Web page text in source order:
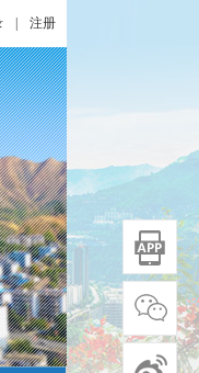
注册